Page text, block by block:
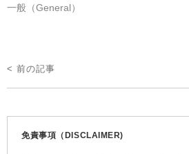
一般（General）
投
稿
< 前の記事
免責事項（DISCLAIMER)